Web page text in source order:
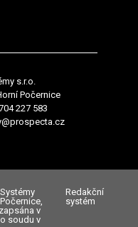
s.r.o.
Počernice
227 583
v
soudu v
Redakční
systém